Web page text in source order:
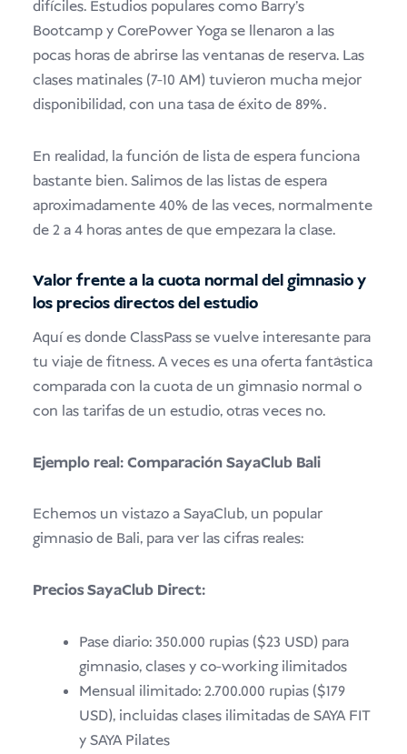
difíciles. Estudios populares como Barry's
Bootcamp y CorePower Yoga se llenaron a las
pocas horas de abrirse las ventanas de reserva. Las
clases matinales (7-10 AM) tuvieron mucha mejor
disponibilidad, con una tasa de éxito de 89%.
En realidad, la función de lista de espera funciona
bastante bien. Salimos de las listas de espera
aproximadamente 40% de las veces, normalmente
de 2 a 4 horas antes de que empezara la clase.
Valor frente a la cuota normal del gimnasio y
los precios directos del estudio
Aquí es donde ClassPass se vuelve interesante para
tu viaje de fitness. A veces es una oferta fantástica
comparada con la cuota de un gimnasio normal o
con las tarifas de un estudio, otras veces no.
Ejemplo real: Comparación SayaClub Bali
Echemos un vistazo a SayaClub, un popular
gimnasio de Bali, para ver las cifras reales:
Precios SayaClub Direct:
Pase diario: 350.000 rupias ($23 USD) para
gimnasio, clases y co-working ilimitados
Mensual ilimitado: 2.700.000 rupias ($179
USD), incluidas clases ilimitadas de SAYA FIT
y SAYA Pilates